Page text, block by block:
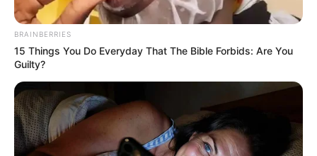
BRAINBERRIES
15 Things You Do Everyday That The Bible Forbids: Are You
Guilty?